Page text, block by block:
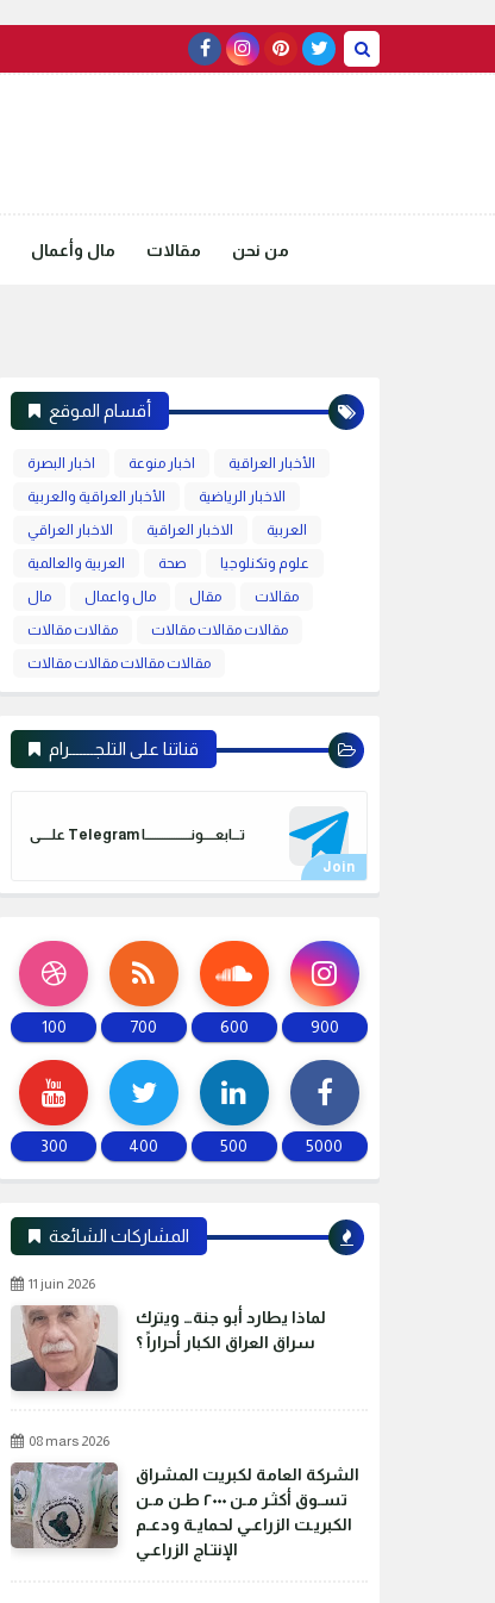
مال وأعمال مقالات من نحن
أقسام الموقع
اخبار البصرة اخبار منوعة
الأخبار العراقية
الأخبار العراقية والعربية
الاخبار الرياضية
الاخبار العراقي
الاخبار العراقية
العربية
العربية والعالمية
صحة
علوم وتكنلوجيا
مال
مال واعمال مقال
مقالات
مقالات مقالات
مقالات مقالات مقالات
مقالات مقالات مقالات مقالات
قناتنا على التلجـــــــرام
علـــــى Telegram تـــابعـــــونـــــــــــــــــــا
100 700 600 900
300 400 500 5000
المشاركات الشائعة
11 juin 2026
لماذا يطارد أبو جنة… ويترك
سراق العراق الكبار أحراراً ؟
08 mars 2026
الشركة العامة لكبريت المشراق
تسـوق أكثـر مـن ٢٠٠٠ طـن مـن
الكبريـت الزراعـي لحمايـة ودعـم
الإنتـاج الزراعـي